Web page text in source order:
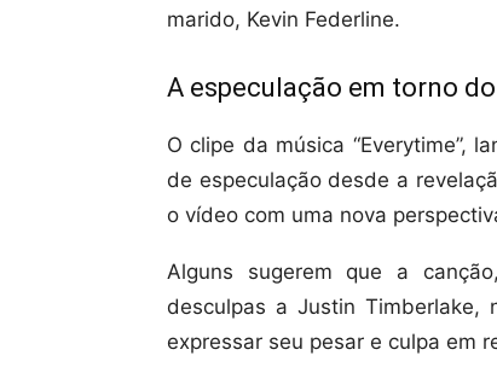
marido, Kevin Federline.
A especulação em torno do
O clipe da música “Everytime”,
de especulação desde a
o vídeo com uma nova
Alguns sugerem que a
desculpas a Justin
expressar seu pesar e culpa em